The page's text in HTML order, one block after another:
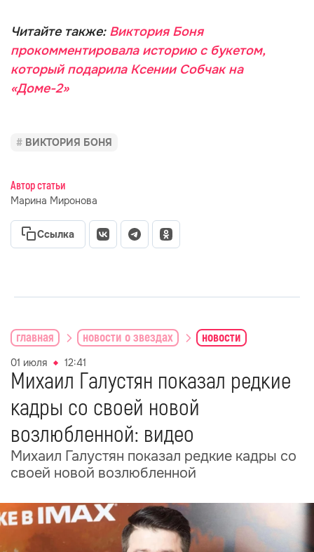
Читайте также: Виктория Боня
прокомментировала историю с букетом,
который подарила Ксении Собчак на
«Доме-2»
ВИКТОРИЯ БОНЯ
Автор статьи
Марина Миронова
Ссылка
главная новости о звездах новости
01 июля 12:41
Михаил Галустян показал редкие
кадры со своей новой
возлюбленной: видео
Михаил Галустян показал редкие кадры со
своей новой возлюбленной